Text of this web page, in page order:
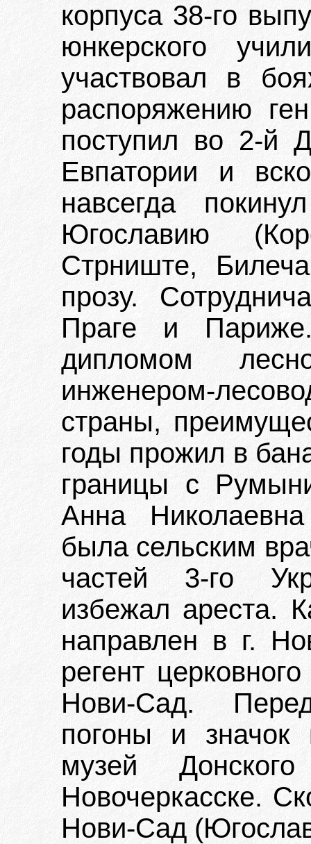
корпуса 38-го
юнкерского
участвовал в
распоряжению
поступил во 2-й
Евпатории и
навсегда
Югославию
Стрниште,
прозу.
Праге и
дипломом
инженером-
страны,
годы прожил в
границы с
Анна
была сельским
частей 3-го
избежал ареста.
направлен в г.
регент
Нови-Сад.
погоны и значок
музей
Новочеркасске.
Нови-Сад